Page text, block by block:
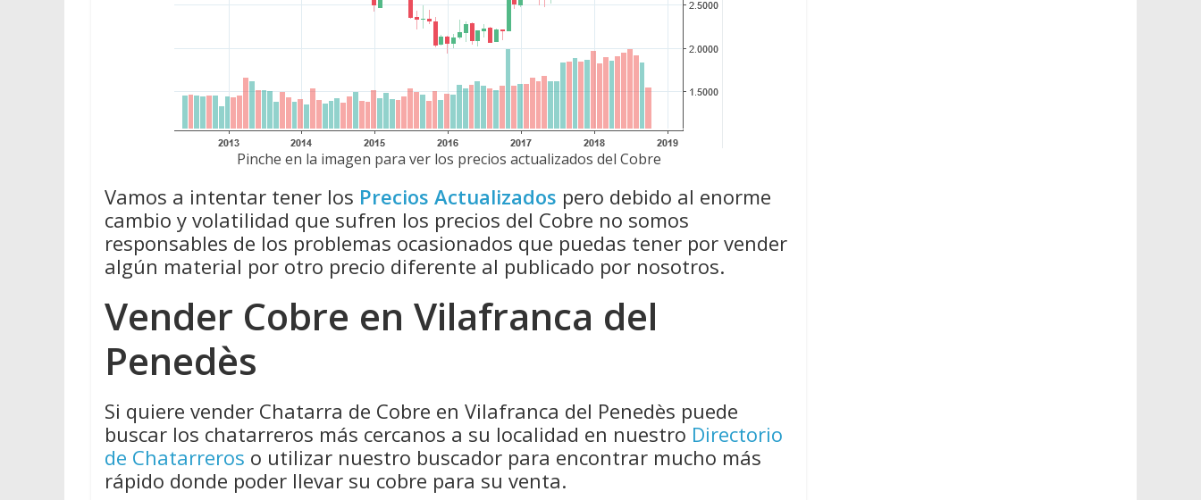
Pinche en la imagen para ver los precios actualizados del Cobre
Vamos a intentar tener los Precios Actualizados pero debido al enorme
cambio y volatilidad que sufren los precios del Cobre no somos
responsables de los problemas ocasionados que puedas tener por vender
algún material por otro precio diferente al publicado por nosotros.
Vender Cobre en Vilafranca del
Penedès
Si quiere vender Chatarra de Cobre en Vilafranca del Penedès puede
buscar los chatarreros más cercanos a su localidad en nuestro Directorio
de Chatarreros o utilizar nuestro buscador para encontrar mucho más
rápido donde poder llevar su cobre para su venta.